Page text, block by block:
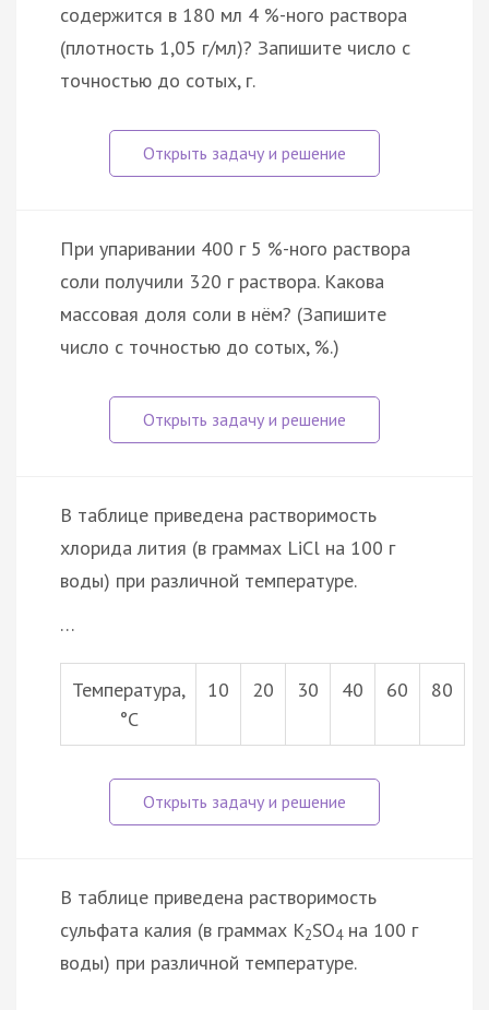
содержится в 180 мл 4 %-ного раствора
(плотность 1,05 г/мл)? Запишите число с
точностью до сотых, г.
При упаривании 400 г 5 %-ного раствора
соли получили 320 г раствора. Какова
массовая доля соли в нём? (Запишите
число с точностью до сотых, %.)
В таблице приведена растворимость
хлорида лития (в граммах LiCl на 100 г
воды) при различной температуре.
…
Температура,
°С
10 20 30 40 60 80
В таблице приведена растворимость
сульфата калия (в граммах К2SO4на 100 г
воды) при различной температуре.